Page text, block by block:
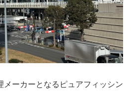
メーカーとなるピュアフィッシン